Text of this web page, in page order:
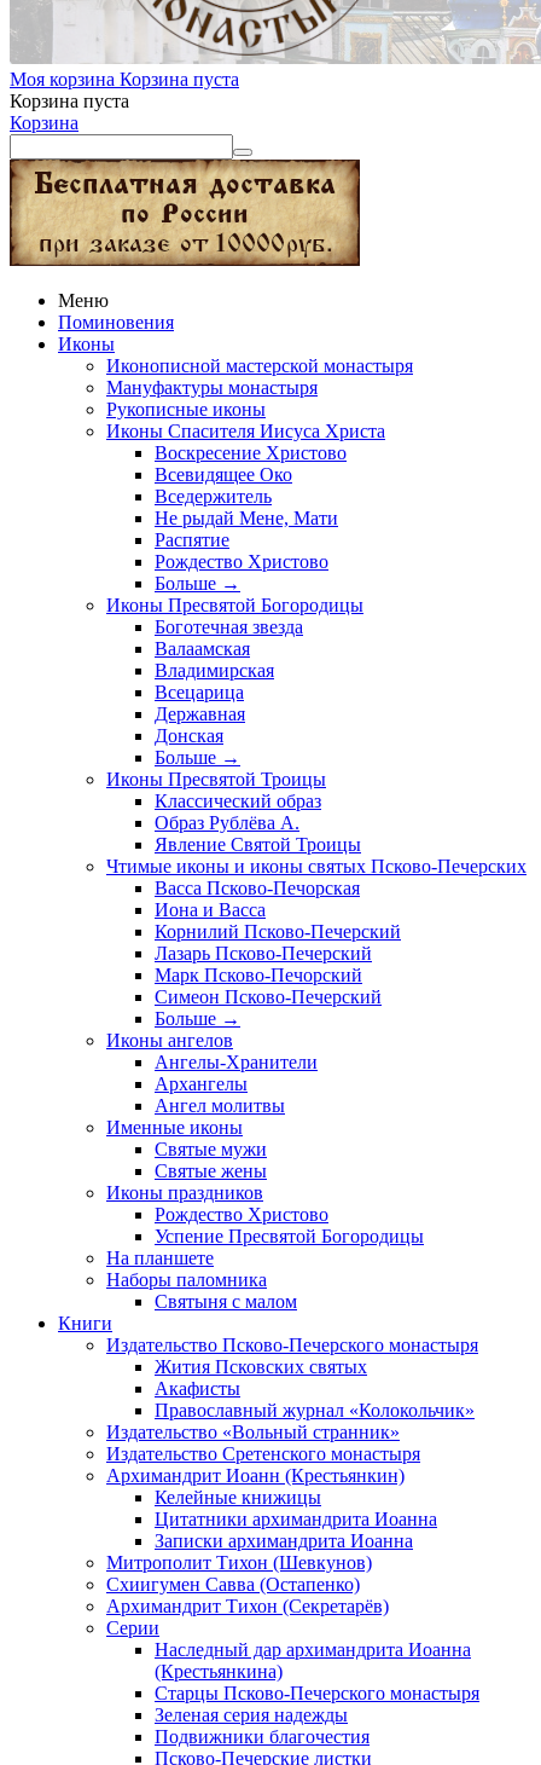
Моя корзина Корзина пуста
Корзина пуста
Корзина
Меню
Поминовения
Иконы
Иконописной мастерской монастыря
Мануфактуры монастыря
Рукописные иконы
Иконы Спасителя Иисуса Христа
Воскресение Христово
Всевидящее Око
Вседержитель
Не рыдай Мене, Мати
Распятие
Рождество Христово
Больше →
Иконы Пресвятой Богородицы
Боготечная звезда
Валаамская
Владимирская
Всецарица
Державная
Донская
Больше →
Иконы Пресвятой Троицы
Классический образ
Образ Рублёва А.
Явление Святой Троицы
Чтимые иконы и иконы святых Псково-Печерских
Васса Псково-Печорская
Иона и Васса
Корнилий Псково-Печерский
Лазарь Псково-Печерский
Марк Псково-Печорский
Симеон Псково-Печерский
Больше →
Иконы ангелов
Ангелы-Хранители
Архангелы
Ангел молитвы
Именные иконы
Святые мужи
Святые жены
Иконы праздников
Рождество Христово
Успение Пресвятой Богородицы
На планшете
Наборы паломника
Святыня с малом
Книги
Издательство Псково-Печерского монастыря
Жития Псковских святых
Акафисты
Православный журнал «Колокольчик»
Издательство «Вольный странник»
Издательство Сретенского монастыря
Архимандрит Иоанн (Крестьянкин)
Келейные книжицы
Цитатники архимандрита Иоанна
Записки архимандрита Иоанна
Митрополит Тихон (Шевкунов)
Схиигумен Савва (Остапенко)
Архимандрит Тихон (Секретарёв)
Серии
Наследный дар архимандрита Иоанна
(Крестьянкина)
Старцы Псково-Печерского монастыря
Зеленая серия надежды
Подвижники благочестия
Псково-Печерские листки